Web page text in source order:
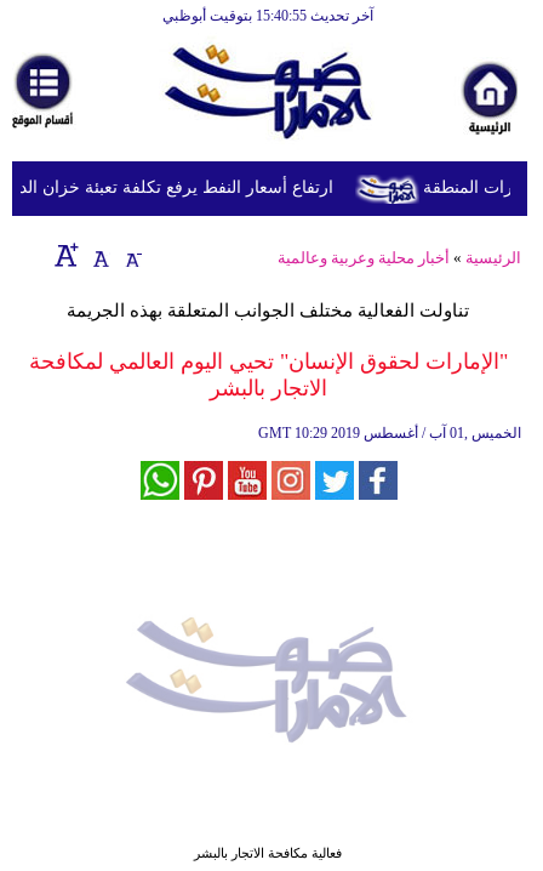
آخر تحديث 15:40:55 بتوقيت أبوظبي
أخبارعاجلة
رياضة
ثقافة
إقتصاد
وموسيقى
ارتفاع أسعار النفط يرفع تكلفة تعبئة خزان الديزل في بريطانيا المنطقة
الرئيسية » أخبار محلية وعربية وعالمية
تناولت الفعالية مختلف الجوانب المتعلقة بهذه الجريمة
"الإمارات لحقوق الإنسان" تحيي اليوم العالمي لمكافحة
الاتجار بالبشر
GMT 10:29 2019 الخميس ,01 آب / أغسطس
فعالية مكافحة الاتجار بالبشر